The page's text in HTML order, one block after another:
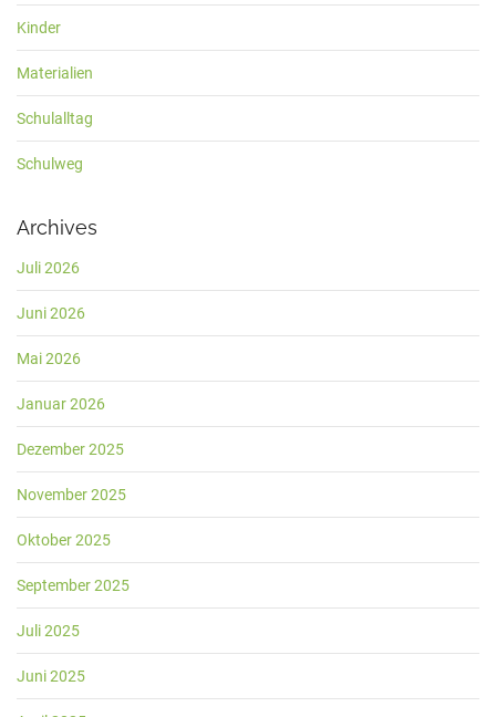
Kinder
Materialien
Schulalltag
Schulweg
Archives
Juli 2026
Juni 2026
Mai 2026
Januar 2026
Dezember 2025
November 2025
Oktober 2025
September 2025
Juli 2025
Juni 2025